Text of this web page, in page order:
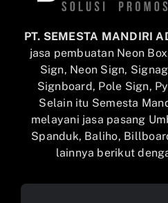
PT. SEMESTA MANDIRI
jasa pembuatan Neon
Sign, Neon Sign,
Signboard, Pole Sign,
Selain itu Semesta
melayani jasa pasang
Spanduk, Baliho,
lainnya berikut